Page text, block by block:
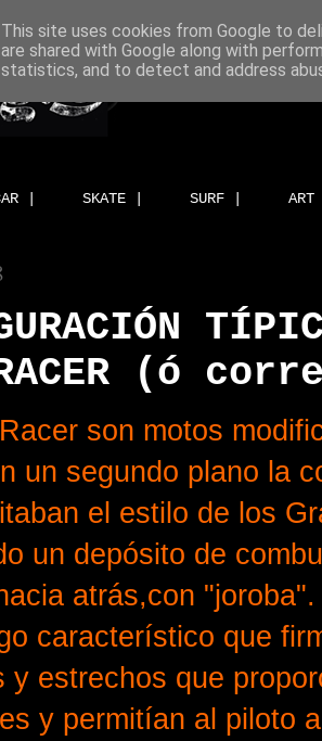
| SKATE | SURF |
RACER (ó
son motos
un segundo plano la
el estilo de los
un depósito de
atrás,con "joroba".
característico que
y estrechos que
y permitían al piloto
This site uses cookies from Google to
are shared with Google along with
statistics, and to detect and address